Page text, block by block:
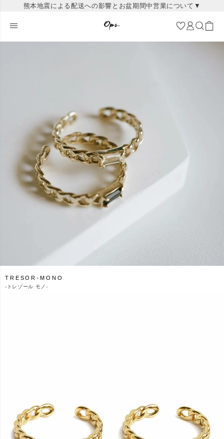
熊本地震による配送への影響とお盆期間中営業について▼
TRESOR-MONO
- トレゾール モノ-